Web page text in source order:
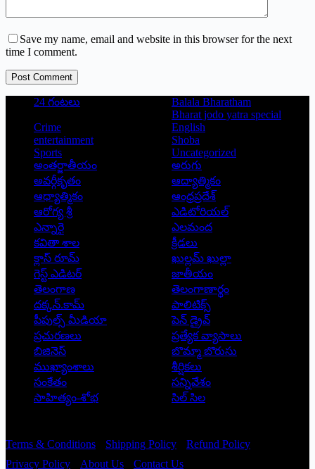
Save my name, email and website in this browser for the next
time I comment.
Post Comment
24 గంటలు
Balala Bharatham
Bharat jodo yatra special
Crime
English
entertainment
Shoba
Sports
Uncategorized
అంతర్జాతీయం
అరుగు
అవర్గీకృతం
ఆద్యాత్మికం
ఆధ్యాత్మికం
ఆంధ్రప్రదేశ్
ఆరోగ్య శ్రీ
ఎడిటోరియల్
ఎన్నారై
ఎలమంద
కవితా శాల
క్రీడలు
క్లాస్ రూమ్
ఖుల్లమ్ ఖుల్లా
గెస్ట్ ఎడిటర్
జాతీయం
తెలంగాణ
తెలంగాణార్థం
దక్కన్.కామ్
పాలిటిక్స్
పీపుల్స్ ‌మీడియా
పెన్ డ్రైవ్
ప్రచురణలు
ప్రత్యేక వ్యాసాలు
బిజినెస్
బొమ్మా బొరుసు
ముఖ్యాంశాలు
శీర్షికలు
సంకేతం
సన్నివేశం
సాహిత్యం-శోభ
సిల్ సిల
Terms & Conditions Shipping Policy
Refund Policy
Privacy Policy
About Us Contact Us